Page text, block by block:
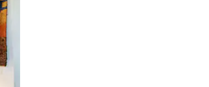
με την αφή ή να τη σύρετε με τα δάχτυλα.